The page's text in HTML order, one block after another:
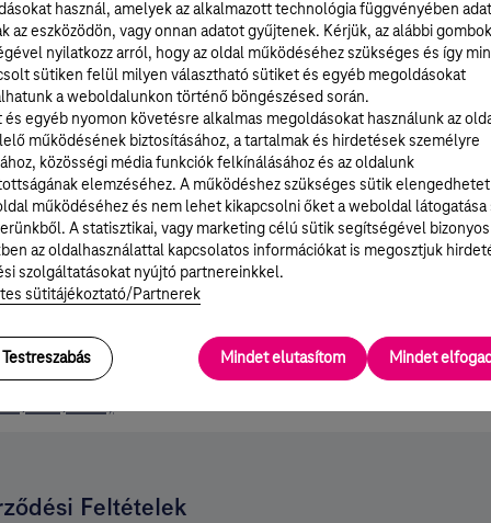
(PDF, 160,1 kB)
lezárt(PDF, 260,6 kB)
szolgáltatás(PDF, 402,2 kB)
szolgáltatás lezárt(PDF, 386,8 kB)
238,9 kB)
(PDF, 0,7 MB)
238,9 kB)
Feltételek
használ, amelyek az alkalmazott technológia függvényében
az eszközödön, vagy onnan adatot gyűjtenek. Kérjük, az alábbi
nyilatkozz arról, hogy az oldal működéséhez szükséges és így
sütiken felül milyen választható sütiket és egyéb megoldásokat
a weboldalunkon történő böngészésed során.
és egyéb nyomon követésre alkalmas megoldásokat használunk az
működésének biztosításához, a tartalmak és hirdetések személyre
közösségi média funkciók felkínálásához és az oldalunk
elemzéséhez. A működéshez szükséges sütik
működéséhez és nem lehet kikapcsolni őket a weboldal látogatása
A statisztikai, vagy marketing célú sütik segítségével bizonyos
az oldalhasználattal kapcsolatos információkat is megosztjuk
szolgáltatásokat nyújtó partnereinkkel.
sütitájékoztató/Partnerek
Testreszabás Mindet elutasítom Mindet